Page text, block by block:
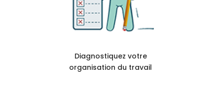
Diagnostiquez votre
organisation du travail